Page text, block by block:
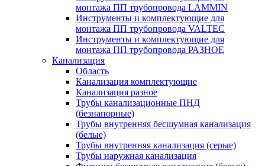
монтажа ПП трубопровода LAMMIN
Инструменты и комплектующие для
монтажа ПП трубопровода VALTEC
Инструменты и комплектующие для
монтажа ПП трубопровода РАЗНОЕ
Канализация
Область
Канализация комплектующие
Канализация разное
Трубы канализационные ПНД
(безнапорные)
Трубы внутренняя бесшумная канализация
(белые)
Трубы внутренняя канализация (серые)
Трубы наружная канализация